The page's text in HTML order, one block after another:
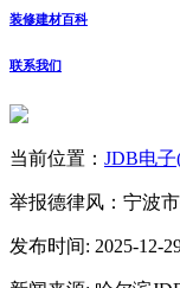
装修建材百科
联系我们
当前位置： JDB电
举报德律风：宁波
发布时间: 2025-12-